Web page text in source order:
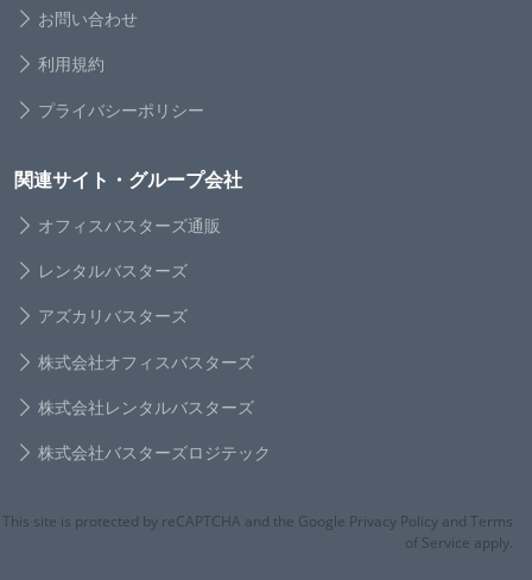
お問い合わせ
利用規約
プライバシーポリシー
関連サイト・グループ会社
オフィスバスターズ通販
レンタルバスターズ
アズカリバスターズ
株式会社オフィスバスターズ
株式会社レンタルバスターズ
株式会社バスターズロジテック
This site is protected by reCAPTCHA and the Google Privacy Policy and Terms
of Service apply.